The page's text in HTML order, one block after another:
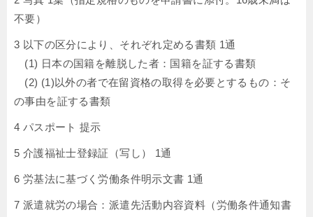
不要）
3 以下の区分により、それぞれ定める書類 1通
(1) 日本の国籍を離脱した者：国籍を証する書類
(2) (1)以外の者で在留資格の取得を必要とするもの：そ
の事由を証する書類
4 パスポート 提示
5 介護福祉士登録証（写し） 1通
6 労基法に基づく労働条件明示文書 1通
7 派遣就労の場合：派遣先活動内容資料（労働条件通知書